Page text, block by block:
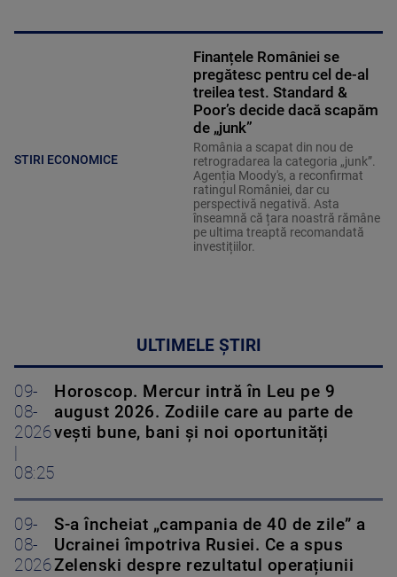
STIRI ECONOMICE
Finanțele României se
pregătesc pentru cel de-al
treilea test. Standard &
Poor’s decide dacă scapăm
de „junk”
România a scapat din nou de
retrogradarea la categoria „junk”.
Agenția Moody's, a reconfirmat
ratingul României, dar cu
perspectivă negativă. Asta
înseamnă că țara noastră rămâne
pe ultima treaptă recomandată
investițiilor.
ULTIMELE ȘTIRI
09-
08-
2026
08:25
Horoscop. Mercur intră în Leu pe 9
august 2026. Zodiile care au parte de
vești bune, bani și noi oportunități
09-
08-
2026
S-a încheiat „campania de 40 de zile” a
Ucrainei împotriva Rusiei. Ce a spus
Zelenski despre rezultatul operațiunii